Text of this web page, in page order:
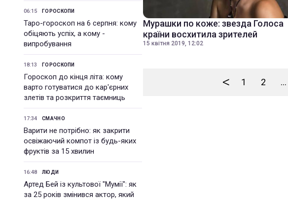
06:15 ГОРОСКОПИ
Таро-гороскоп на 6 серпня: кому
обіцяють успіх, а кому -
випробування
18:13 ГОРОСКОПИ
Гороскоп до кінця літа: кому
варто готуватися до кар'єрних
злетів та розкриття таємниць
17:34 СМАЧНО
Варити не потрібно: як закрити
освіжаючий компот із будь-яких
фруктів за 15 хвилин
16:48 ЛЮДИ
Артед Бей із культової "Мумії": як
за 25 років змінився актор, який
Мурашки по коже: звезда Голоса
країни восхитила зрителей
15 квітня 2019, 12:02
< 1 2 ...